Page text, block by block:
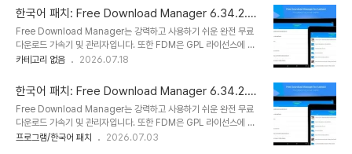
품은 직관적이고 사용자 친화적인 인터페이스로 잘 알려져 있습니다.
FDM은 사이트 관리자, 가속기, 사이트 탐색기 및 스케줄러로 작동할
수 있습니다. FDM은 손상된 다운로드를 재개할 수 있습니다. 따라서
우연한 중단 후 처음부터 다운로드 프로세스를 시작할 필요가 없습니
다. 중단된 순간부터 완료되지 않은 다운로드를 재개할 수 있습니다.
하고 결정을 내릴 수 있도록 합..
한국어 패치: Free Download Manager 6.34.2.6
948 - 다운로드 관리자 및 가속기
Free Download Manager는 강력하고 사용하기 쉬운 완전 무료
다운로드 가속기 및 관리자입니다. 또한 FDM은 GPL 라이선스에 따
라 배포되는 100% 안전한 오픈 소스 소프트웨어입니다. FDM은 가
품은 직관적이고 사용자 친화적인 인터페이스로 잘 알려져 있습니다.
FDM은 사이트 관리자, 가속기, 사이트 탐색기 및 스케줄러로 작동할
수 있습니다. FDM은 손상된 다운로드를 재개할 수 있습니다. 따라서
우연한 중단 후 처음부터 다운로드 프로세스를 시작할 필요가 없습니
다. 중단된 순간부터 완료되지 않은 다운로드를 재개할 수 있습니다.
카테고리 없음 2026.07.18
한국어 패치: Free Download Manager 6.34.2.6
926 - 다운로드 관리자 및 가속기
Free Download Manager는 강력하고 사용하기 쉬운 완전 무료
다운로드 가속기 및 관리자입니다. 또한 FDM은 GPL 라이선스에 따
라 배포되는 100% 안전한 오픈 소스 소프트웨어입니다. FDM은 가
프로그램/한국어 패치 2026.07.03